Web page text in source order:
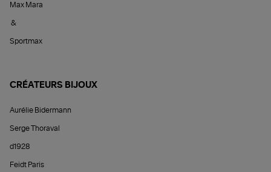
Max Mara
&
Sportmax
CRÉATEURS BIJOUX
Aurélie Bidermann
Serge Thoraval
d1928
Feidt Paris